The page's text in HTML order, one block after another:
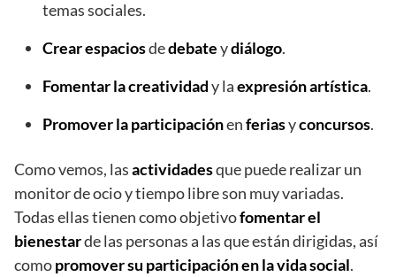
temas sociales.
Crear espaciosdedebateydiálogo.
Fomentar la creatividady laexpresión artística.
Promover la participaciónenferiasyconcursos.
Como vemos, lasactividadesque puede realizar un
monitor de ocio y tiempo libre son muy variadas.
Todas ellas tienen como objetivofomentar el
bienestarde las personas a las que están dirigidas, así
comopromover su participación en la vida social.